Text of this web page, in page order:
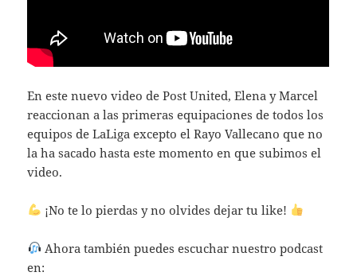
En este nuevo video de Post United, Elena y Marcel
reaccionan a las primeras equipaciones de todos los
equipos de LaLiga excepto el Rayo Vallecano que no
la ha sacado hasta este momento en que subimos el
video.
¡No te lo pierdas y no olvides dejar tu like!
Ahora también puedes escuchar nuestro podcast
en: